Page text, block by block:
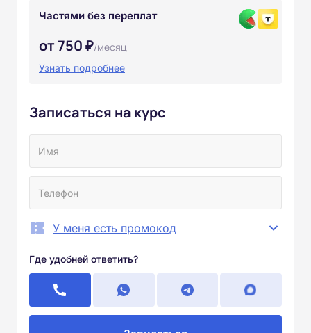
Частями без переплат
от 750 ₽/месяц
Узнать подробнее
Записаться на курс
У меня есть промокод
Где удобней ответить?